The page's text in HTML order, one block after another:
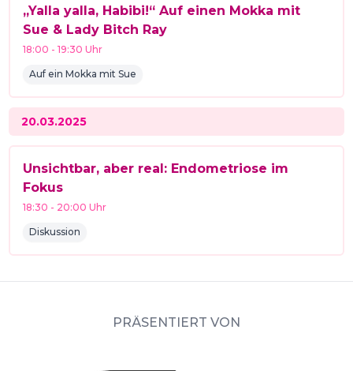
„Yalla yalla, Habibi!“ Auf einen Mokka mit
Sue & Lady Bitch Ray
18:00 -19:30 Uhr
Auf ein Mokka mit Sue
20.03.2025
Unsichtbar, aber real: Endometriose im
Fokus
18:30 - 20:00 Uhr
Diskussion
PRÄSENTIERT VON